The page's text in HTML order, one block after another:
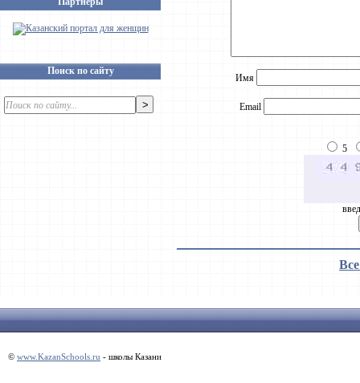
Поиск по сайту
Имя
Email
5
© www.KazanSchools.ru - школы Казани